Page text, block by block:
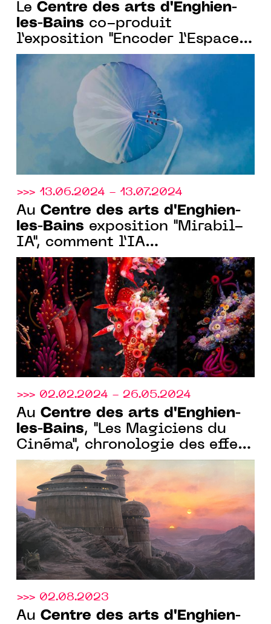
Le Centre des arts d'Enghien-
les-Bains co-produit
l’exposition "Encoder l’Espace"
avec l’Observatoire de l’Espace
>>> 13.06.2024 - 13.07.2024
Au Centre des arts d'Enghien-
les-Bains exposition "Mirabil-
IA", comment l’IA
métamorphose la création
>>> 02.02.2024 - 26.05.2024
Au Centre des arts d'Enghien-
les-Bains, "Les Magiciens du
Cinéma", chronologie des effets
spéciaux, du 02 février au 26
mai 2024
>>> 02.08.2023
Au Centre des arts d'Enghien-